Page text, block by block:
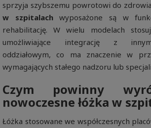
sprzyja szybszemu powrotowi do
w szpitalachwyposażone są w
rehabilitację. W wielu modelach
umożliwiające integrację z
oddziałowym, co ma znaczenie w
wymagających stałego nadzoru lub
Czym powinny
nowoczesne łóżka w
Łóżka stosowane we współczesnych